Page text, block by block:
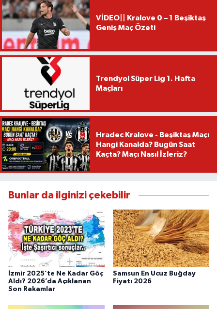
VİDEO|| Kralove 0 – 1 Beşiktaş
Geniş Maç Özeti
Trendyol Süper Lig 1. Hafta
Maçları
Hradec Kralove - Beşiktaş Maçı
Hangi Kanalda? Bugün Saat
Kaçta? Maçı Nasıl İzleriz?
Bunlar da ilginizi çekebilir
İzmir 2025’te Ne Kadar Göç
Aldı? 2026’da Açıklanan
Son Rakamlar
Samsun En Ucuz Buğday
Fiyatı 2026